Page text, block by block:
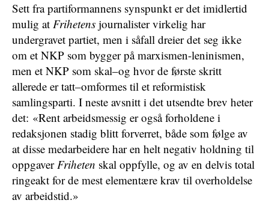
Sett fra partiformannens synspunkt er det imidlertid
mulig at Frihetens journalister virkelig har
undergravet partiet, men i såfall dreier det seg ikke
om et NKP som bygger på marxismen-leninismen,
men et NKP som skal–og hvor de første skritt
allerede er tatt–omformes til et reformistisk
samlingsparti. I neste avsnitt i det utsendte brev heter
det: «Rent arbeidsmessig er også forholdene i
redaksjonen stadig blitt forverret, både som følge av
at disse medarbeidere har en helt negativ holdning til
oppgaverFriheten skal oppfylle, og av en delvis total
ringeakt for de mest elementære krav til overholdelse
av arbeidstid.»